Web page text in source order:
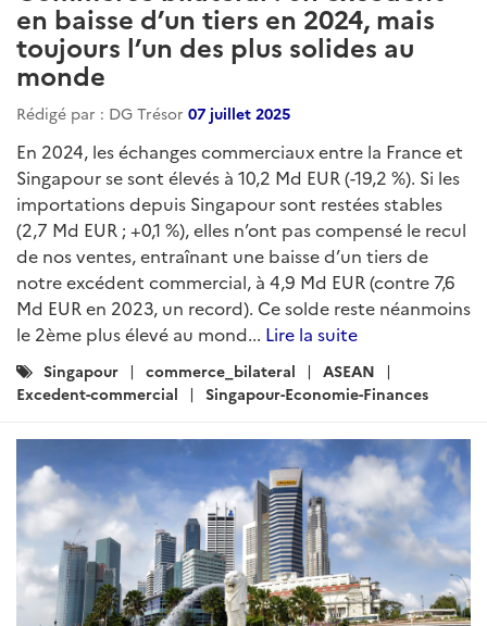
en baisse d’un tiers en 2024, mais
toujours l’un des plus solides au
monde
Rédigé par : DG Trésor 07 juillet 2025
En 2024, les échanges commerciaux entre la France et
Singapour se sont élevés à 10,2 Md EUR (-19,2 %). Si les
importations depuis Singapour sont restées stables
(2,7 Md EUR ; +0,1 %), elles n’ont pas compensé le recul
de nos ventes, entraînant une baisse d’un tiers de
notre excédent commercial, à 4,9 Md EUR (contre 7,6
Md EUR en 2023, un record). Ce solde reste néanmoins
le 2ème plus élevé au mond... Lire la suite
Catégories
:
Singapour commerce_bilateral
ASEAN
Excedent-commercial
Singapour-Economie-Finances